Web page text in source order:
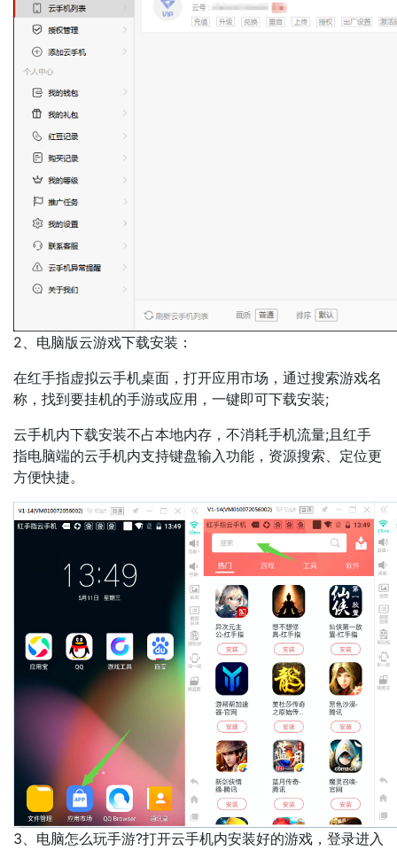
2、电脑版云游戏下载安装：
在红手指虚拟云手机桌面，打开应用市场，通过搜索游戏名
称，找到要挂机的手游或应用，一键即可下载安装;
云手机内下载安装不占本地内存，不消耗手机流量;且红手
指电脑端的云手机内支持键盘输入功能，资源搜索、定位更
方便快捷。
3、电脑怎么玩手游?打开云手机内安装好的游戏，登录进入